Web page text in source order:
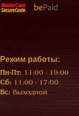
Режим работы:
Пн-Пт: 11:00 - 19:00
Сб: 11:00 - 17:00
Вс: Выходной